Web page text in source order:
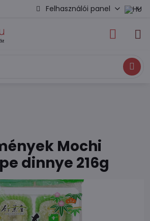
Felhasználói panel
Keresés
Mochi
dinnye 216g